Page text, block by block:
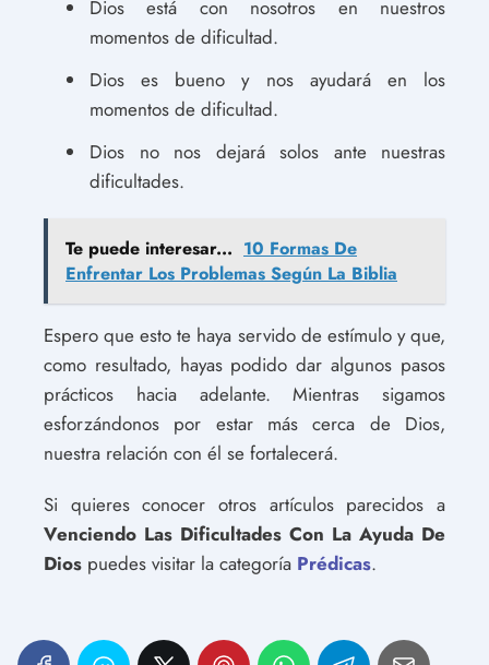
Dios está con nosotros en nuestros
momentos de dificultad.
Dios es bueno y nos ayudará en los
momentos de dificultad.
Dios no nos dejará solos ante nuestras
dificultades.
Te puede interesar... 10 Formas De
Enfrentar Los Problemas Según La Biblia
Espero que esto te haya servido de estímulo y que,
como resultado, hayas podido dar algunos pasos
prácticos hacia adelante. Mientras sigamos
esforzándonos por estar más cerca de Dios,
nuestra relación con él se fortalecerá.
Si quieres conocer otros artículos parecidos a
Venciendo Las Dificultades Con La Ayuda De
Dios puedes visitar la categoría Prédicas.